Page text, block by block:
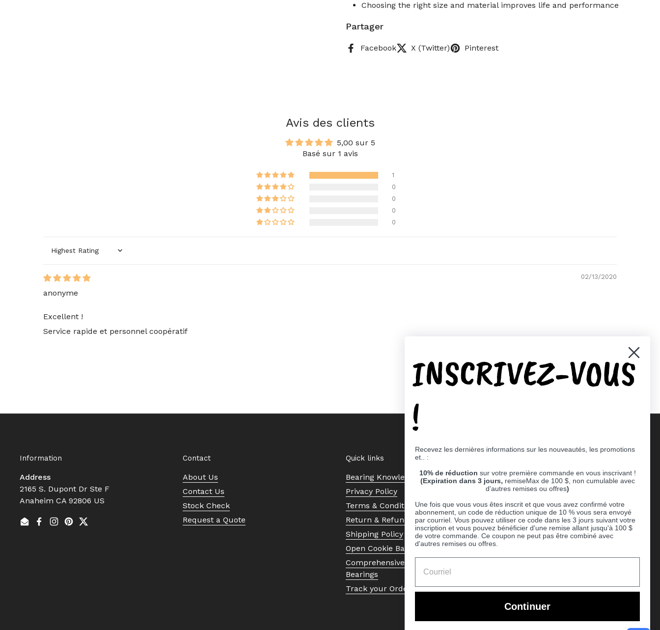
Choosing the right size and material improves life and performance
Partager
Facebook X (Twitter) Pinterest
Avis des clients
5,00 sur 5
Basé sur 1 avis
1
0
0
0
0
Sort by
02/13/2020
anonyme
Excellent !
Service rapide et personnel coopératif
Information
Address
2165 S. Dupont Dr Ste F
Anaheim CA 92806 US
EmailFacebook
Instagram
Pinterest
Twitter
Contact
About Us
Contact Us
Stock Check
Request a Quote
Quick links
Bearing Knowledge Center
Privacy Policy
Terms & Conditions
Return & Refund Policy
Shipping Policy
Open Cookie Banner
Comprehensive Guide to Ball
Bearings
Track your Order
INSCRIVEZ-VOUS
!
Recevez les dernières informations sur les nouveautés, les promotions
et.. :
10% de réduction sur votre première commande en vous inscrivant !
(Expiration dans 3 jours, remiseMax de 100 $, non cumulable avec
d'autres remises ou offres)
Une fois que vous vous êtes inscrit et que vous avez confirmé votre
abonnement, un code de réduction unique de 10 % vous sera envoyé
par courriel. Vous pouvez utiliser ce code dans les 3 jours suivant votre
inscription et vous pouvez bénéficier d'une remise allant jusqu'à 100 $
de votre commande. Ce coupon ne peut pas être combiné avec
d'autres remises ou offres.
Continuer